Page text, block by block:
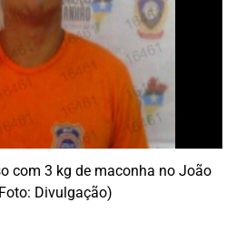
com 3 kg de maconha no João
Divulgação)